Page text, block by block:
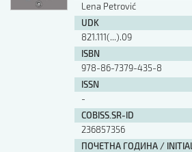
УПУТСТВА
Правилник о издавачкој делатности
Упутство ауторима
Упутство уредницима
Изјава о ауторству
Изјава о лектури
Изјава о коришћењу ауторског
Упутство за бирање лиценце
Уговор са аутором
Lena Petrović
UDK
821.111(...).09
ISBN
978-86-7379-435-8
ISSN
-
COBISS.SR-ID
236857356
ПОЧЕТНА ГОДИНА / INITIAL